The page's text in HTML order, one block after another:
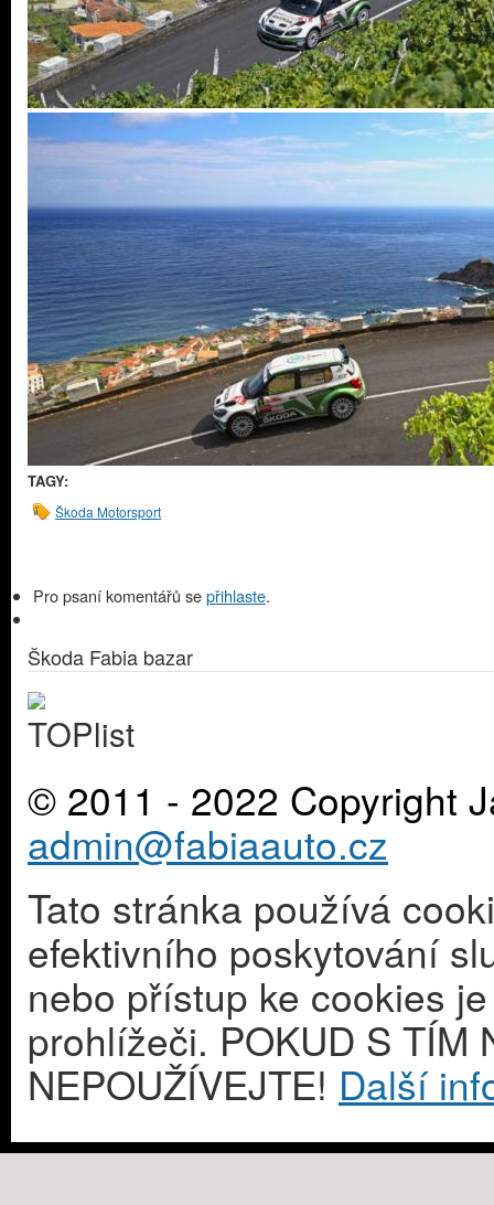
TAGY:
Škoda Motorsport
Pro psaní komentářů sepřihlaste.
Škoda Fabia bazar
© 2011 - 2022 Copyright
admin@fabiaauto.cz
Tato stránka používá
efektivního poskytování
nebo přístup ke cookies
prohlížeči. POKUD S TÍM
NEPOUŽÍVEJTE! Další